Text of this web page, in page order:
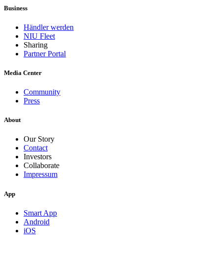
Business
Händler werden
NIU Fleet
Sharing
Partner Portal
Media Center
Community
Press
About
Our Story
Contact
Investors
Collaborate
Impressum
App
Smart App
Android
iOS